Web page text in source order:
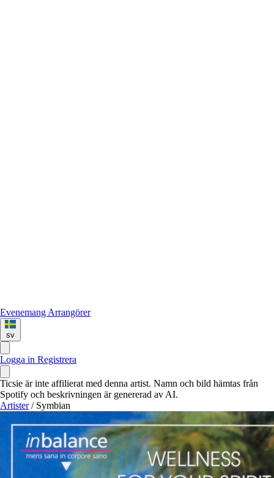
Evenemang Arrangörer
sv
Logga in Registrera
Ticsie är inte affilierat med denna artist. Namn och bild hämtas från
Spotify och beskrivningen är genererad av AI.
Artister / Symbian